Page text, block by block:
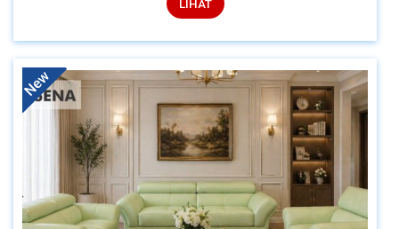
LIHAT
New